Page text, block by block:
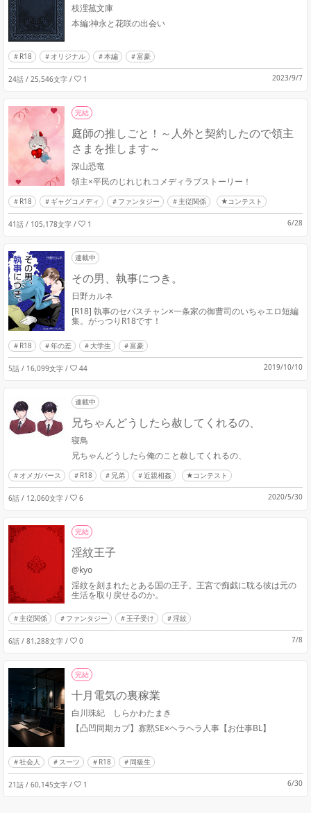
枝浬菰文庫
本編:神永と花咲の出会い
R18 オリジナル 本編 富豪
24話 / 25,546文字 / 1 2023/9/7
完結
庭師の推しごと！～人外と契約したので領主
さまを推します～
深山恐竜
領主×平民のじれじれコメディラブストーリー！
R18 ギャグコメディ ファンタジー 主従関係 ★コンテスト
41話 / 105,178文字 / 1 6/28
連載中
その男、執事につき。
日野カルネ
[R18] 執事のセバスチャン×一条家の御曹司のいちゃエロ短編
集。がっつりR18です！
R18 年の差 大学生 富豪
5話 / 16,099文字 / 44 2019/10/10
連載中
兄ちゃんどうしたら赦してくれるの、
寝鳥
兄ちゃんどうしたら俺のこと赦してくれるの、
オメガバース R18 兄弟 近親相姦 ★コンテスト
6話 / 12,060文字 / 6 2020/5/30
完結
淫紋王子
@kyo
淫紋を刻まれたとある国の王子。王宮で痴戯に耽る彼は元の
生活を取り戻せるのか。
主従関係 ファンタジー 王子受け 淫紋
6話 / 81,288文字 / 0 7/8
完結
十月電気の裏稼業
白川珠紀 しらかわたまき
【凸凹同期カプ】寡黙SE×ヘラヘラ人事【お仕事BL】
社会人 スーツ R18 同級生
21話 / 60,145文字 / 1 6/30